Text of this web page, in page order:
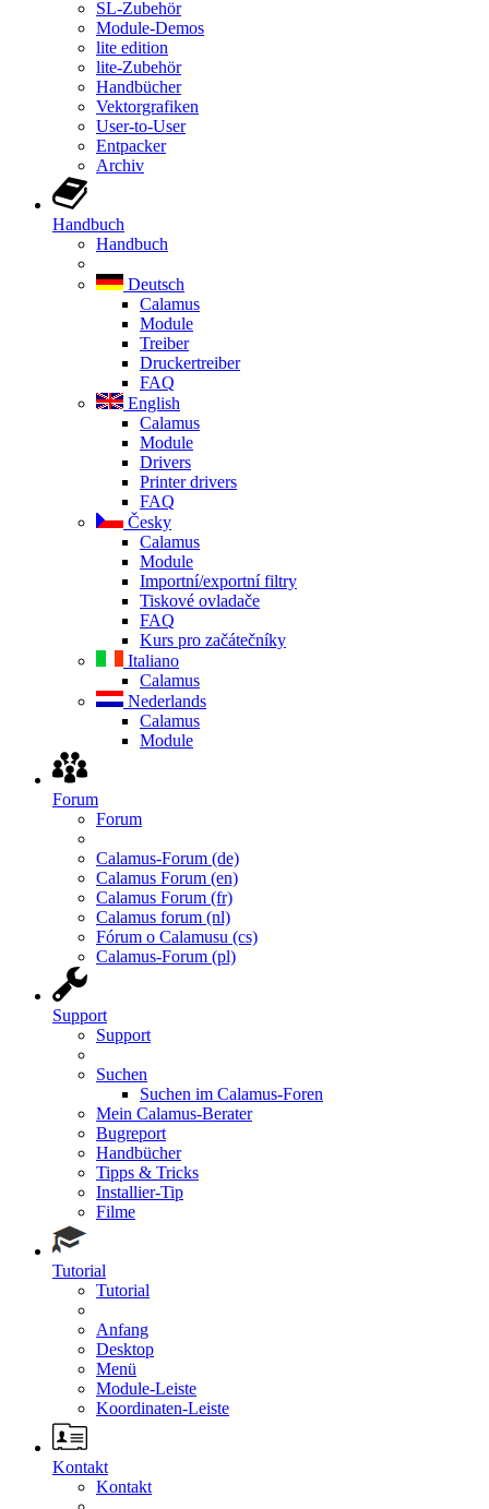
SL-Zubehör
Module-Demos
lite edition
lite-Zubehör
Handbücher
Vektorgrafiken
User-to-User
Entpacker
Archiv
Handbuch
Handbuch
Deutsch
Calamus
Module
Treiber
Druckertreiber
FAQ
English
Calamus
Module
Drivers
Printer drivers
FAQ
Česky
Calamus
Module
Importní/exportní filtry
Tiskové ovladače
FAQ
Kurs pro začátečníky
Italiano
Calamus
Nederlands
Calamus
Module
Forum
Forum
Calamus-Forum (de)
Calamus Forum (en)
Calamus Forum (fr)
Calamus forum (nl)
Fórum o Calamusu (cs)
Calamus-Forum (pl)
Support
Support
Suchen
Suchen im Calamus-Foren
Mein Calamus-Berater
Bugreport
Handbücher
Tipps & Tricks
Installier-Tip
Filme
Tutorial
Tutorial
Anfang
Desktop
Menü
Module-Leiste
Koordinaten-Leiste
Kontakt
Kontakt